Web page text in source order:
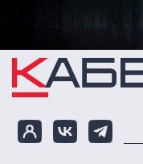
Перейти к